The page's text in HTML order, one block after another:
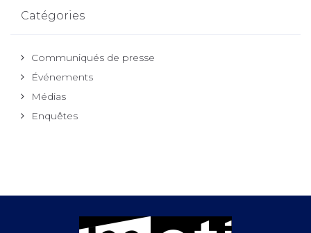
Catégories
Communiqués de presse
Événements
Médias
Enquêtes